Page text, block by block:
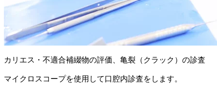
カリエス・不適合補綴物の評価、亀裂（クラック）の診査
マイクロスコープを使用して口腔内診査をします。